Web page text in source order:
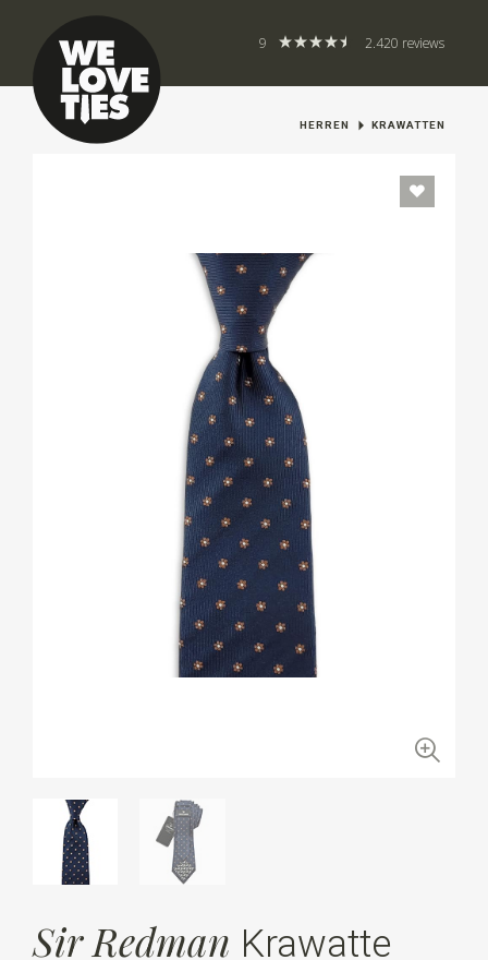
9 2.420 reviews
HERREN KRAWATTEN
Sir Redman Krawatte